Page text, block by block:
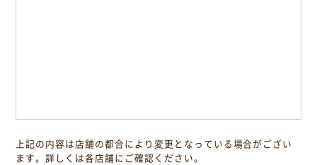
上記の内容は店舗の都合により変更となっている場合がござい
ます。詳しくは各店舗にご確認ください。